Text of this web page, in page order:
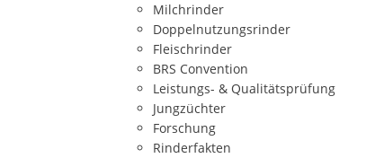
Milchrinder
Doppelnutzungsrinder
Fleischrinder
BRS Convention
Leistungs- & Qualitätsprüfung
Jungzüchter
Forschung
Rinderfakten